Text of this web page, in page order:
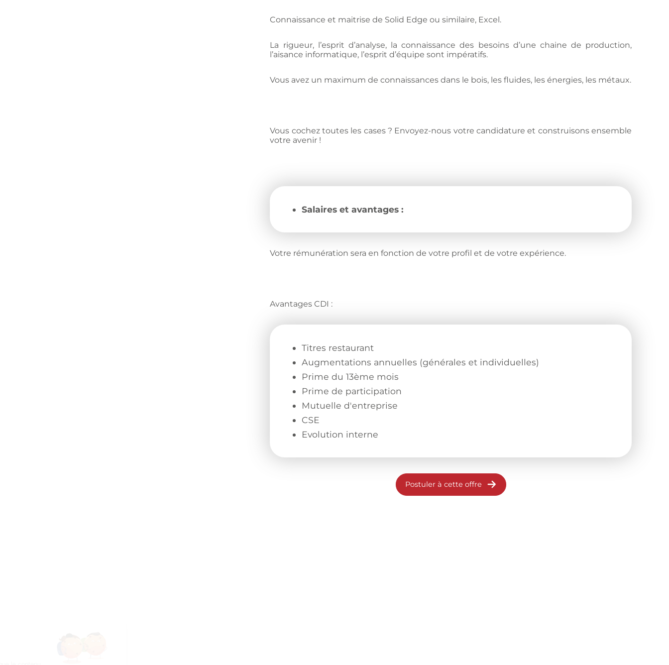
Connaissance et maitrise de Solid Edge ou similaire, Excel.
La rigueur, l’esprit d’analyse, la connaissance des besoins d’une chaine de production,
l’aisance informatique, l’esprit d’équipe sont impératifs.
Vous avez un maximum de connaissances dans le bois, les fluides, les énergies, les métaux.
Vous cochez toutes les cases ? Envoyez-nous votre candidature et construisons ensemble
votre avenir !
Salaires et avantages :
Votre rémunération sera en fonction de votre profil et de votre expérience.
Avantages CDI :
Titres restaurant
Augmentations annuelles (générales et individuelles)
Prime du 13ème mois
Prime de participation
Mutuelle d'entreprise
CSE
Evolution interne
Postuler à cette offre